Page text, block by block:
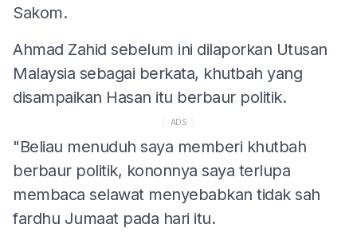
Sakom.
Ahmad Zahid sebelum ini dilaporkan Utusan
Malaysia sebagai berkata, khutbah yang
disampaikan Hasan itu berbaur politik.
ADS
"Beliau menuduh saya memberi khutbah
berbaur politik, kononnya saya terlupa
membaca selawat menyebabkan tidak sah
fardhu Jumaat pada hari itu.